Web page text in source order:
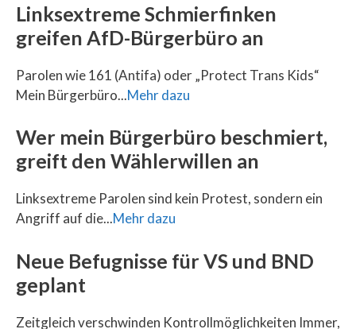
Linksextreme Schmierfinken
greifen AfD-Bürgerbüro an
Parolen wie 161 (Antifa) oder „Protect Trans Kids“
Mein Bürgerbüro...Mehr dazu
Wer mein Bürgerbüro beschmiert,
greift den Wählerwillen an
Linksextreme Parolen sind kein Protest, sondern ein
Angriff auf die...Mehr dazu
Neue Befugnisse für VS und BND
geplant
Zeitgleich verschwinden Kontrollmöglichkeiten Immer,